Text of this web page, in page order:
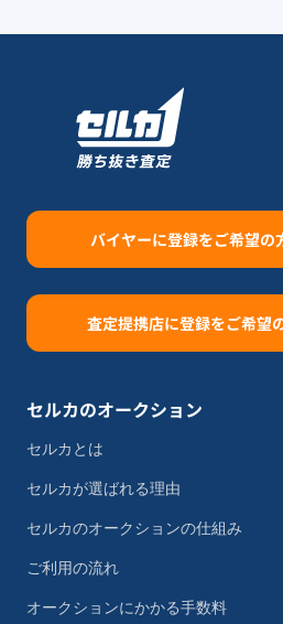
バイヤーに登録をご希望の
査定提携店に登録をご希望
セルカのオークション
セルカとは
セルカが選ばれる理由
セルカのオークションの仕組み
ご利用の流れ
オークションにかかる手数料